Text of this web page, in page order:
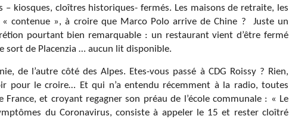
kiosques, cloîtres historiques- fermés. Les maisons de retraite, les
contenue », à croire que Marco Polo arrive de Chine ?
Juste un
pourtant bien remarquable : un restaurant vient d’être fermé
sort de Placenzia … aucun lit disponible.
de l’autre côté des Alpes. Etes-vous passé à CDG Roissy ? Rien,
pour le croire… Et qui n’a entendu récemment à la radio, toutes
et croyant regagner son préau de l’école communale : « Le
du Coronavirus, consiste à appeler le 15 et rester cloîtré